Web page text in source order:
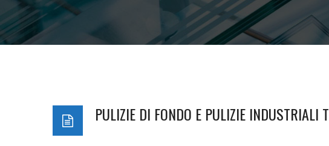
PULIZIE DI FONDO E PULIZIE INDUSTRIALI